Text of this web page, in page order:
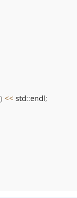
) << std::endl;